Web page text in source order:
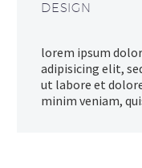
DESIGN
lorem ipsum
adipisicing elit,
ut labore et
minim veniam,